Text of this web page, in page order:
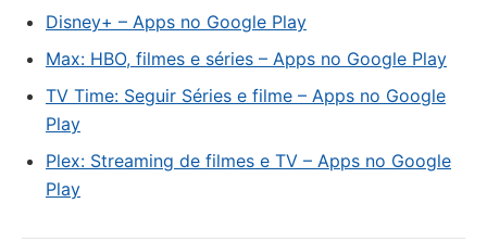
Disney+ – Apps no Google Play
Max: HBO, filmes e séries – Apps no Google Play
TV Time: Seguir Séries e filme – Apps no Google
Play
Plex: Streaming de filmes e TV – Apps no Google
Play